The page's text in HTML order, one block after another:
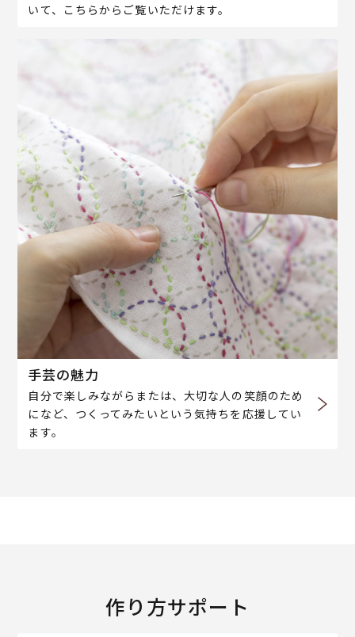
いて、こちらからご覧いただけます。
手芸の魅力
自分で楽しみながらまたは、大切な人の笑顔のため
になど、つくってみたいという気持ちを応援してい
ます。
作り方サポート